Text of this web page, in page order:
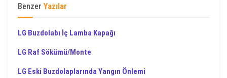
Benzer Yazılar
LG Buzdolabı İç Lamba Kapağı
LG Raf Sökümü/Monte
LG Eski Buzdolaplarında Yangın Önlemi